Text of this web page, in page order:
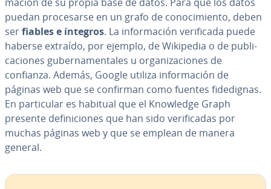
puedan pro­ce­sar­se en un grafo de co­no­ci­mie­n­to, deben
serfiables e íntegros. La in­fo­r­ma­ción ve­ri­fi­ca­da puede
haberse extraído, por ejemplo, de Wikipedia o de pu­bli­
ca­cio­nes gu­be­r­na­me­n­ta­les u or­ga­ni­za­cio­nes de
confianza. Además, Google utiliza in­fo­r­ma­ción de
páginas web que se confirman como fuentes fi­de­di­g­nas.
En pa­r­ti­cu­lar es habitual que el Knowledge Graph
presente de­fi­ni­cio­nes que han sido ve­ri­fi­ca­das por
muchas páginas web y que se emplean de manera
general.